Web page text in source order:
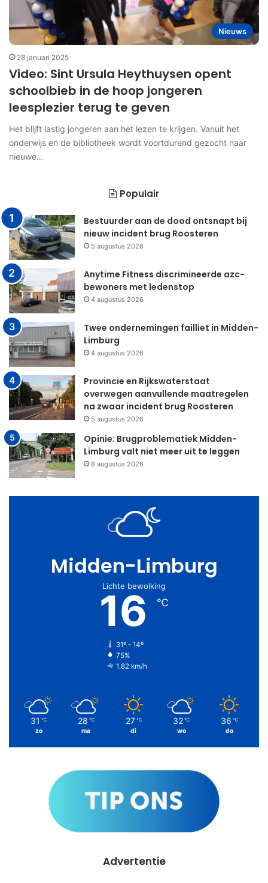
Nieuws
28 januari 2025
Video: Sint Ursula Heythuysen opent
schoolbieb in de hoop jongeren
leesplezier terug te geven
Het blijft lastig jongeren aan het lezen te krijgen. Vanuit het
onderwijs en de bibliotheek wordt voortdurend gezocht naar
nieuwe…
Populair
Bestuurder aan de dood ontsnapt bij
nieuw incident brug Roosteren
5 augustus 2026
Anytime Fitness discrimineerde azc-
bewoners met ledenstop
4 augustus 2026
Twee ondernemingen failliet in Midden-
Limburg
4 augustus 2026
Provincie en Rijkswaterstaat
overwegen aanvullende maatregelen
na zwaar incident brug Roosteren
5 augustus 2026
Opinie: Brugproblematiek Midden-
Limburg valt niet meer uit te leggen
8 augustus 2026
Midden-Limburg
Lichte bewolking
16 ℃
31º - 14º
75%
1.82 km/h
31 ℃
zo
28 ℃
ma
27 ℃
di
32 ℃
wo
36 ℃
do
Advertentie